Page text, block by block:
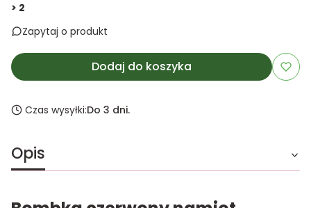
> 2
Zapytaj o produkt
Dodaj do koszyka
Czas wysyłki:Do 3 dni.
Opis